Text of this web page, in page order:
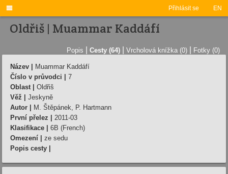
Přihlásit se EN

Oldřiš | Muammar Kaddáfí
Popis Cesty (64) Vrcholová knížka (0) Fotky (0)
Název |
Muammar Kaddáfí
Číslo v průvodci |
7
Oblast |
Oldřiš
Věž |
Jeskyně
Autor |
M. Štěpánek, P. Hartmann
První přelez |
2011-03
Klasifikace |
6B (French)
Omezení |
ze sedu
Popis cesty |